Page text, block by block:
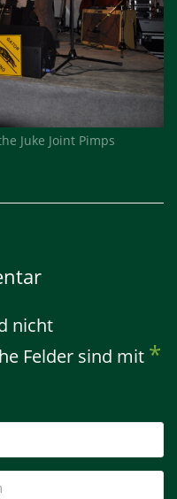
Juke Joint Pimps
nicht
Felder sind mit *